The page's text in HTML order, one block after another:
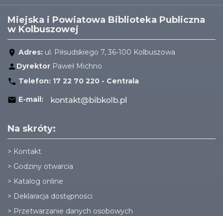
Miejska i Powiatowa Biblioteka Publiczna
w Kolbuszowej
Adres: ul. Piłsudskiego 7, 36-100 Kolbuszowa
Dyrektor Paweł Michno
Telefon: 17 22 70 220 - Centrala
E-mail:
Na skróty:
> Kontakt
> Godziny otwarcia
> Katalog online
> Deklaracja dostępności
> Przetwarzanie danych osobowych